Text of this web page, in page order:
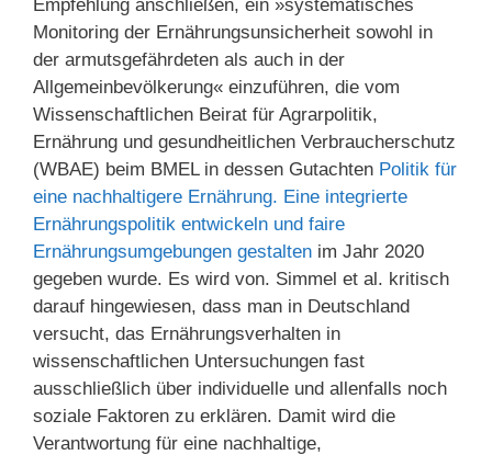
Empfehlung anschließen, ein »systematisches
Monitoring der Ernährungsunsicherheit sowohl in
der armutsgefährdeten als auch in der
Allgemeinbevölkerung« einzuführen, die vom
Wissenschaftlichen Beirat für Agrarpolitik,
Ernährung und gesundheitlichen Verbraucherschutz
(WBAE) beim BMEL in dessen Gutachten Politik für
eine nachhaltigere Ernährung. Eine integrierte
Ernährungspolitik entwickeln und faire
Ernährungsumgebungen gestalten im Jahr 2020
gegeben wurde. Es wird von. Simmel et al. kritisch
darauf hingewiesen, dass man in Deutschland
versucht, das Ernährungsverhalten in
wissenschaftlichen Untersuchungen fast
ausschließlich über individuelle und allenfalls noch
soziale Faktoren zu erklären. Damit wird die
Verantwortung für eine nachhaltige,